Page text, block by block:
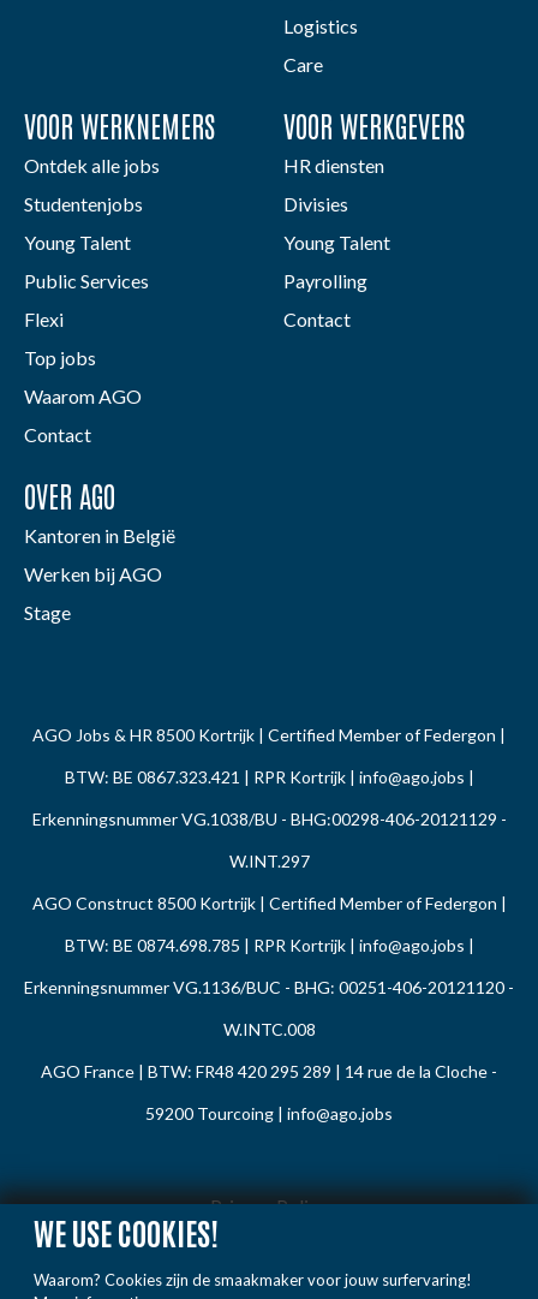
WE USE COOKIES!
Waarom? Cookies zijn de smaakmaker voor jouw surfervaring!
Logistics
Care
VOOR WERKNEMERS
Ontdek alle jobs
Studentenjobs
Young Talent
Public Services
Flexi
Top jobs
Waarom AGO
Contact
VOOR WERKGEVERS
HR diensten
Divisies
Young Talent
Payrolling
Contact
OVER AGO
Kantoren in België
Werken bij AGO
Stage
AGO Jobs & HR 8500 Kortrijk | Certified Member of Federgon |
BTW: BE 0867.323.421 | RPR Kortrijk | info@ago.jobs |
Erkenningsnummer VG.1038/BU - BHG:00298-406-20121129 -
W.INT.297
AGO Construct 8500 Kortrijk | Certified Member of Federgon |
BTW: BE 0874.698.785 | RPR Kortrijk | info@ago.jobs |
Erkenningsnummer VG.1136/BUC - BHG: 00251-406-20121120 -
W.INTC.008
AGO France | BTW: FR48 420 295 289 | 14 rue de la Cloche -
59200 Tourcoing | info@ago.jobs
Privacy Policy
Cookie Policy
Gedragsregels